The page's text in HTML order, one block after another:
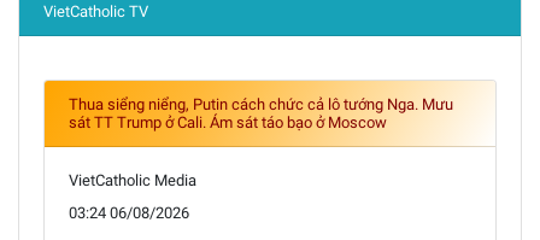
VietCatholic TV
Thua siểng niểng, Putin cách chức cả lô tướng Nga. Mưu
sát TT Trump ở Cali. Ám sát táo bạo ở Moscow
VietCatholic Media
03:24 06/08/2026